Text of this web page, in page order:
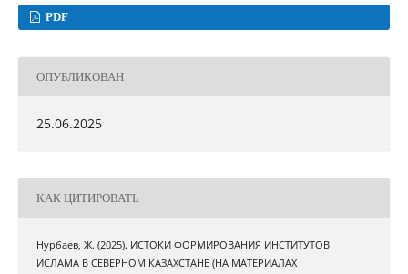
PDF
ОПУБЛИКОВАН
25.06.2025
КАК ЦИТИРОВАТЬ
Нурбаев, Ж. (2025). ИСТОКИ ФОРМИРОВАНИЯ ИНСТИТУТОВ
ИСЛАМА В СЕВЕРНОМ КАЗАХСТАНЕ (НА МАТЕРИАЛАХ